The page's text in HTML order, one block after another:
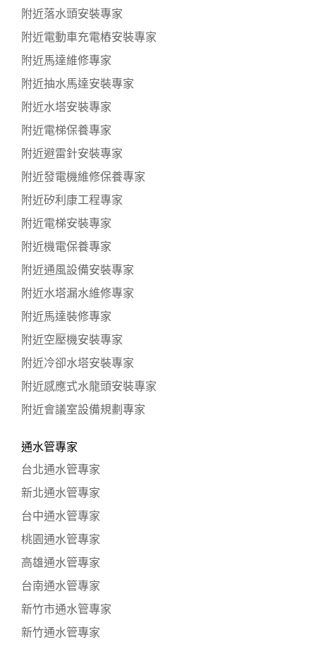
附近落水頭安裝專家
附近電動車充電樁安裝專家
附近馬達維修專家
附近抽水馬達安裝專家
附近水塔安裝專家
附近電梯保養專家
附近避雷針安裝專家
附近發電機維修保養專家
附近矽利康工程專家
附近電梯安裝專家
附近機電保養專家
附近通風設備安裝專家
附近水塔漏水維修專家
附近馬達裝修專家
附近空壓機安裝專家
附近冷卻水塔安裝專家
附近感應式水龍頭安裝專家
附近會議室設備規劃專家
通水管專家
台北通水管專家
新北通水管專家
台中通水管專家
桃園通水管專家
高雄通水管專家
台南通水管專家
新竹市通水管專家
新竹通水管專家